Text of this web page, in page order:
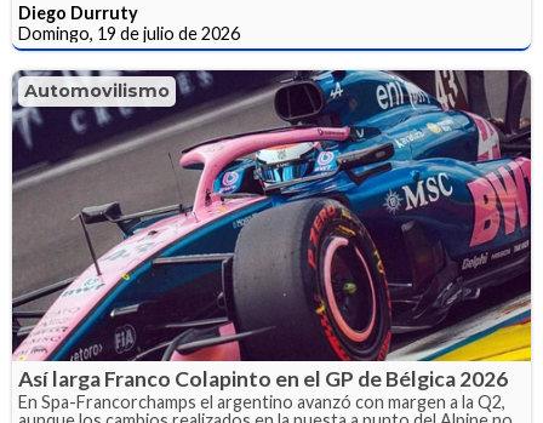
Diego Durruty
Domingo, 19 de julio de 2026
Automovilismo
Así larga Franco Colapinto en el GP de Bélgica 2026
En Spa-Francorchamps el argentino avanzó con margen a la Q2,